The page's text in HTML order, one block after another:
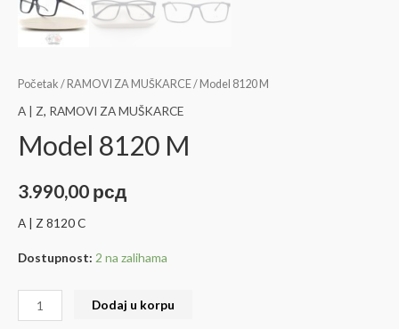
Početak / RAMOVI ZA MUŠKARCE/ Model 8120 M
A | Z, RAMOVI ZA MUŠKARCE
Model 8120 M
3.990,00 рсд
A | Z 8120 C
Dostupnost: 2 na zalihama
Dodaj u korpu